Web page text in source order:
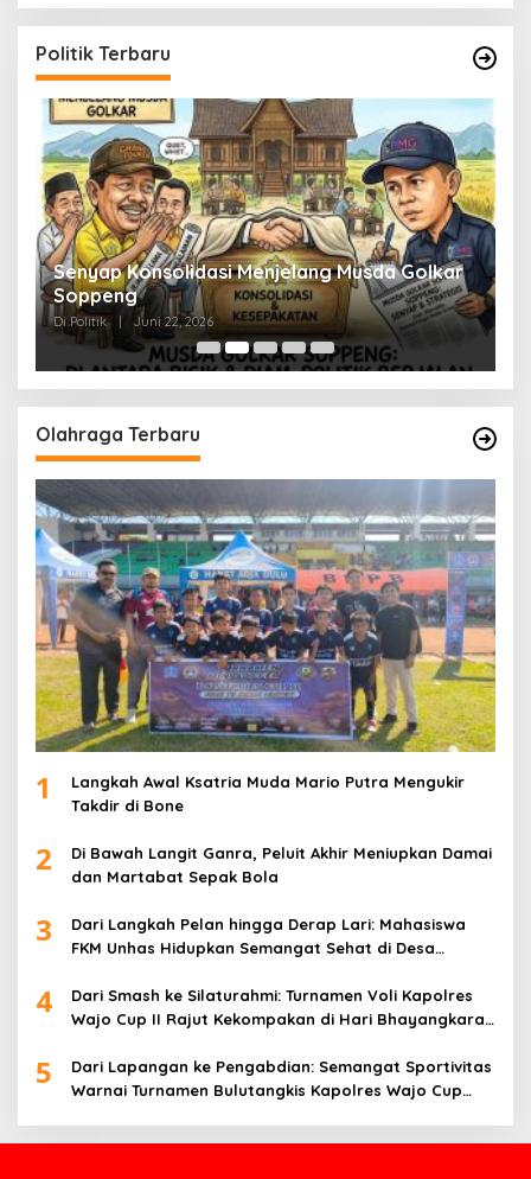
Politik Terbaru
Senyap Konsolidasi Menjelang Musda Golkar
Soppeng
Di Politik Juni 22, 2026
Olahraga Terbaru
1
Langkah Awal Ksatria Muda Mario Putra Mengukir
Takdir di Bone
2
Di Bawah Langit Ganra, Peluit Akhir Meniupkan Damai
dan Martabat Sepak Bola
3
Dari Langkah Pelan hingga Derap Lari: Mahasiswa
FKM Unhas Hidupkan Semangat Sehat di Desa
4
Dari Smash ke Silaturahmi: Turnamen Voli Kapolres
Wajo Cup II Rajut Kekompakan di Hari Bhayangkara
5
Dari Lapangan ke Pengabdian: Semangat Sportivitas
Warnai Turnamen Bulutangkis Kapolres Wajo Cup